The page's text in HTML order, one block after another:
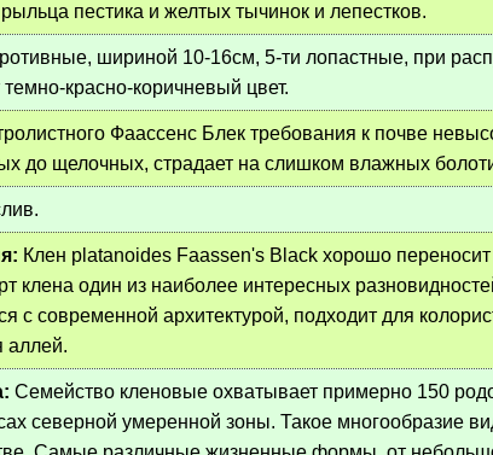
пестика и желтых тычинок и лепестков.
шириной 10-16см, 5-ти лопастные, при
красно-коричневый цвет.
Фаассенс Блек требования к почве
до щелочных, страдает на слишком влажных
Клен platanoides Faassen's Black хорошо переносит
клена один из наиболее интересных
с современной архитектурой, подходит для
аллей.
Семейство кленовые охватывает примерно 150
северной умеренной зоны. Такое многообразие